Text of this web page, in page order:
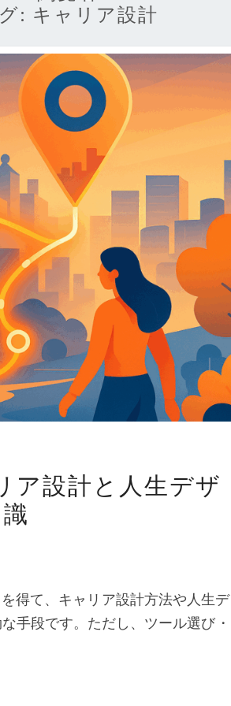
: キャリア設計
ア設計と人生デザ
得て、キャリア設計方法や人生デ
手段です。ただし、ツール選び・
読む